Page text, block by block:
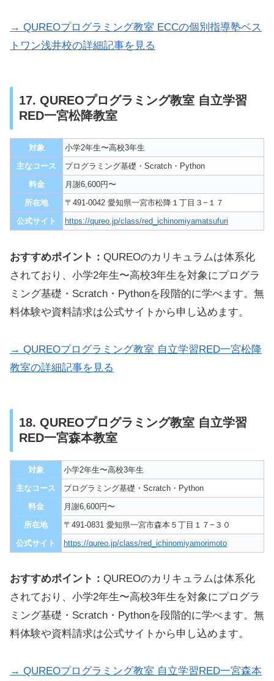
→ QUREOプログラミング教室 ECCの個別指導塾ベス
トワン浅井校の詳細記事を見る
17. QUREOプログラミング教室 自立学習
RED一宮松降教室
対象
小学2年生〜高校3年生
主なコース
プログラミング基礎・Scratch・Python
料金
月謝6,600円〜
所在地
〒491-0042 愛知県一宮市松降１丁目３−１７
公式サイト
https://qureo.jp/class/red_ichinomiyamatsufuri
おすすめポイント： QUREOのカリキュラムは体系化
されており、小学2年生〜高校3年生を対象にプログラ
ミング基礎・Scratch・Pythonを段階的に学べます。無
料体験や資料請求は公式サイトから申し込めます。
→ QUREOプログラミング教室 自立学習RED一宮松降
教室の詳細記事を見る
18. QUREOプログラミング教室 自立学習
RED一宮森本教室
対象
小学2年生〜高校3年生
主なコース
プログラミング基礎・Scratch・Python
料金
月謝6,600円〜
所在地
〒491-0831 愛知県一宮市森本５丁目１７−３０
公式サイト
https://qureo.jp/class/red_ichinomiyamorimoto
おすすめポイント： QUREOのカリキュラムは体系化
されており、小学2年生〜高校3年生を対象にプログラ
ミング基礎・Scratch・Pythonを段階的に学べます。無
料体験や資料請求は公式サイトから申し込めます。
→ QUREOプログラミング教室 自立学習RED一宮森本